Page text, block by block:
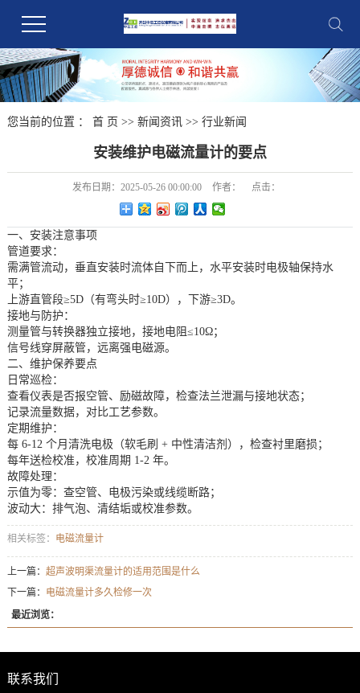
您当前的位置 ： 首 页 >> 新闻资讯>> 行业新闻
安装维护电磁流量计的要点
发布日期： 2025-05-26 00:00:00 作者： 点击：
一、安装注意事项
管道要求：
需满管流动，垂直安装时流体自下而上，水平安装时电极轴保持水
平；
上游直管段≥5D（有弯头时≥10D），下游≥3D。
接地与防护：
测量管与转换器独立接地，接地电阻≤10Ω；
信号线穿屏蔽管，远离强电磁源。
二、维护保养要点
日常巡检：
查看仪表是否报空管、励磁故障，检查法兰泄漏与接地状态；
记录流量数据，对比工艺参数。
定期维护：
每 6-12 个月清洗电极（软毛刷 + 中性清洁剂），检查衬里磨损；
每年送检校准，校准周期 1-2 年。
故障处理：
示值为零：查空管、电极污染或线缆断路；
波动大：排气泡、清结垢或校准参数。
相关标签： 电磁流量计
上一篇： 超声波明渠流量计的适用范围是什么
下一篇： 电磁流量计多久检修一次
最近浏览：
联系我们